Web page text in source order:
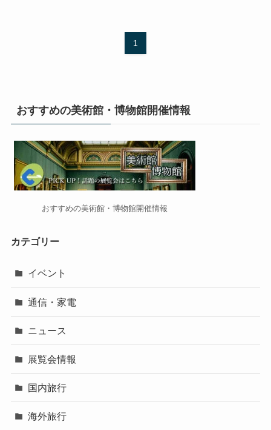
1
おすすめの美術館・博物館開催情報
おすすめの美術館・博物館開催情報
カテゴリー
イベント
通信・家電
ニュース
展覧会情報
国内旅行
海外旅行